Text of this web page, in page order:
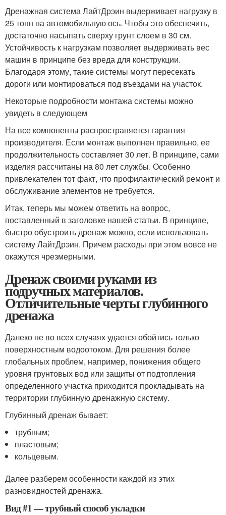
Дренажная система ЛайтДрэин выдерживает нагрузку в
25 тонн на автомобильную ось. Чтобы это обеспечить,
достаточно насыпать сверху грунт слоем в 30 см.
Устойчивость к нагрузкам позволяет выдерживать вес
машин в принципе без вреда для конструкции.
Благодаря этому, такие системы могут пересекать
дороги или монтироваться под въездами на участок.
Некоторые подробности монтажа системы можно
увидеть в следующем
На все компоненты распространяется гарантия
производителя. Если монтаж выполнен правильно, ее
продолжительность составляет 30 лет. В принципе, сами
изделия рассчитаны на 80 лет службы. Особенно
привлекателен тот факт, что профилактический ремонт и
обслуживание элементов не требуется.
Итак, теперь мы можем ответить на вопрос,
поставленный в заголовке нашей статьи. В принципе,
быстро обустроить дренаж можно, если использовать
систему ЛайтДрэин. Причем расходы при этом вовсе не
окажутся чрезмерными.
Дренаж своими руками из
подручных материалов.
Отличительные черты глубинного
дренажа
Далеко не во всех случаях удается обойтись только
поверхностным водоотоком. Для решения более
глобальных проблем, например, понижения общего
уровня грунтовых вод или защиты от подтопления
определенного участка приходится прокладывать на
территории глубинную дренажную систему.
Глубинный дренаж бывает:
трубным;
пластовым;
кольцевым.
Далее разберем особенности каждой из этих
разновидностей дренажа.
Вид #1 — трубный способ укладки